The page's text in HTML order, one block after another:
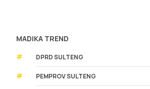
MADIKA TREND
#
DPRD SULTENG
# PEMPROV SULTENG